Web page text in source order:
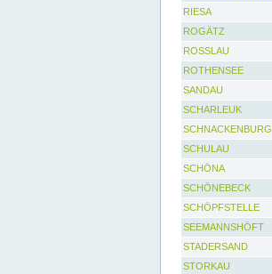
RIESA
ROGÄTZ
ROSSLAU
ROTHENSEE
SANDAU
SCHARLEUK
SCHNACKENBURG
SCHULAU
SCHÖNA
SCHÖNEBECK
SCHÖPFSTELLE
SEEMANNSHÖFT
STADERSAND
STORKAU